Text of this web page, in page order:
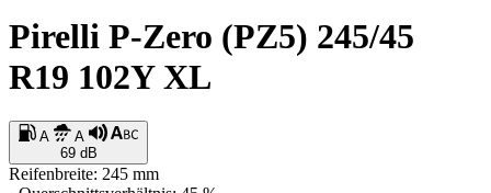
Pirelli P-Zero (PZ5) 245/45
R19 102Y XL
A
A
69 dB
Reifenbreite: 245 mm